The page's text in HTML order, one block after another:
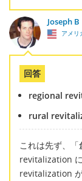
Joseph B
アメリ
回答
regional
rural
これは先ず、
revitalization
revitalization